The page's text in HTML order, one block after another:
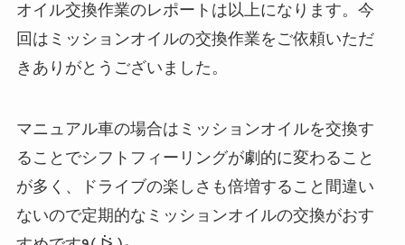
オイル交換作業のレポートは以上になります。今
回はミッションオイルの交換作業をご依頼いただ
きありがとうございました。
マニュアル車の場合はミッションオイルを交換す
ることでシフトフィーリングが劇的に変わること
が多く、ドライブの楽しさも倍増すること間違い
ないので定期的なミッションオイルの交換がおす